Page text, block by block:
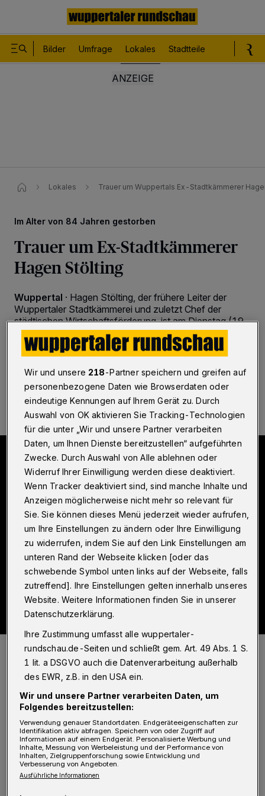
Bilder Umfrage Lokales Stadtteile
Lokales Trauer um Wuppertals Ex-Stadtkämmerer
Im Alter von 84 Jahren gestorben
Trauer um Ex-Stadtkämmerer
Hagen Stölting
Wuppertal · Hagen Stölting, der frühere Leiter der
Wuppertaler Stadtkämmerei und zuletzt Chef der
städtischen Wirtschaftsförderung, ist am Dienstag (19.
August 2025) im Alter von 84 Jahren gestorben.
20.08.2025 , 14:32 Uhr Eine Minute Lesezeit
Symbolbild.
Foto: Polizei
G eboren 1940 in Pinneberg (Holstein)
hatte Stölting nach dem Abitur in Lemgo
eine kaufmännische Lehre absolviert; es folgte
Wir und unsere 218-Partner speichern und greifen auf
personenbezogene Daten wie Browserdaten oder
eindeutige Kennungen auf Ihrem Gerät zu. Durch
Auswahl von OK aktivieren Sie Tracking-Technologien
für die unter „Wir und unsere Partner verarbeiten
Daten, um Ihnen Dienste bereitzustellen“ aufgeführten
Zwecke. Durch Auswahl von Alle ablehnen oder
Widerruf Ihrer Einwilligung werden diese deaktiviert.
Wenn Tracker deaktiviert sind, sind manche Inhalte und
Anzeigen möglicherweise nicht mehr so relevant für
Sie. Sie können dieses Menü jederzeit wieder aufrufen,
um Ihre Einstellungen zu ändern oder Ihre Einwilligung
zu widerrufen, indem Sie auf den Link Einstellungen am
unteren Rand der Webseite klicken [oder das
schwebende Symbol unten links auf der Webseite, falls
zutreffend]. Ihre Einstellungen gelten innerhalb unseres
Website. Weitere Informationen finden Sie in unserer
Datenschutzerklärung.
Ihre Zustimmung umfasst alle wuppertaler-
rundschau.de-Seiten und schließt gem. Art. 49 Abs. 1 S.
1 lit. a DSGVO auch die Datenverarbeitung außerhalb
des EWR, z.B. in den USA ein.
Wir und unsere Partner verarbeiten Daten, um
Folgendes bereitzustellen:
Verwendung genauer Standortdaten. Endgeräteeigenschaften zur
Identifikation aktiv abfragen. Speichern von oder Zugriff auf
Informationen auf einem Endgerät. Personalisierte Werbung und
Inhalte, Messung von Werbeleistung und der Performance von
Inhalten, Zielgruppenforschung sowie Entwicklung und
Verbesserung von Angeboten.
Ausführliche Informationen